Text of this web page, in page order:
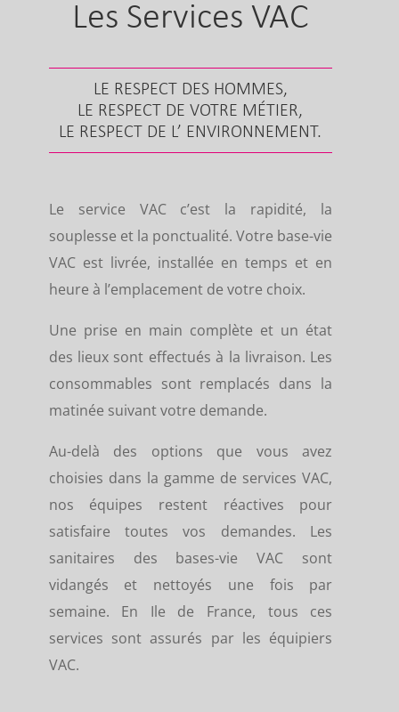
Les Services VAC
LE RESPECT DES HOMMES,
LE RESPECT DE VOTRE MÉTIER,
LE RESPECT DE L’ ENVIRONNEMENT.
Le service VAC c’est la rapidité, la
souplesse et la ponctualité. Votre base-vie
VAC est livrée, installée en temps et en
heure à l’emplacement de votre choix.
Une prise en main complète et un état
des lieux sont effectués à la livraison. Les
consommables sont remplacés dans la
matinée suivant votre demande.
Au-delà des options que vous avez
choisies dans la gamme de services VAC,
nos équipes restent réactives pour
satisfaire toutes vos demandes. Les
sanitaires des bases-vie VAC sont
vidangés et nettoyés une fois par
semaine. En Ile de France, tous ces
services sont assurés par les équipiers
VAC.